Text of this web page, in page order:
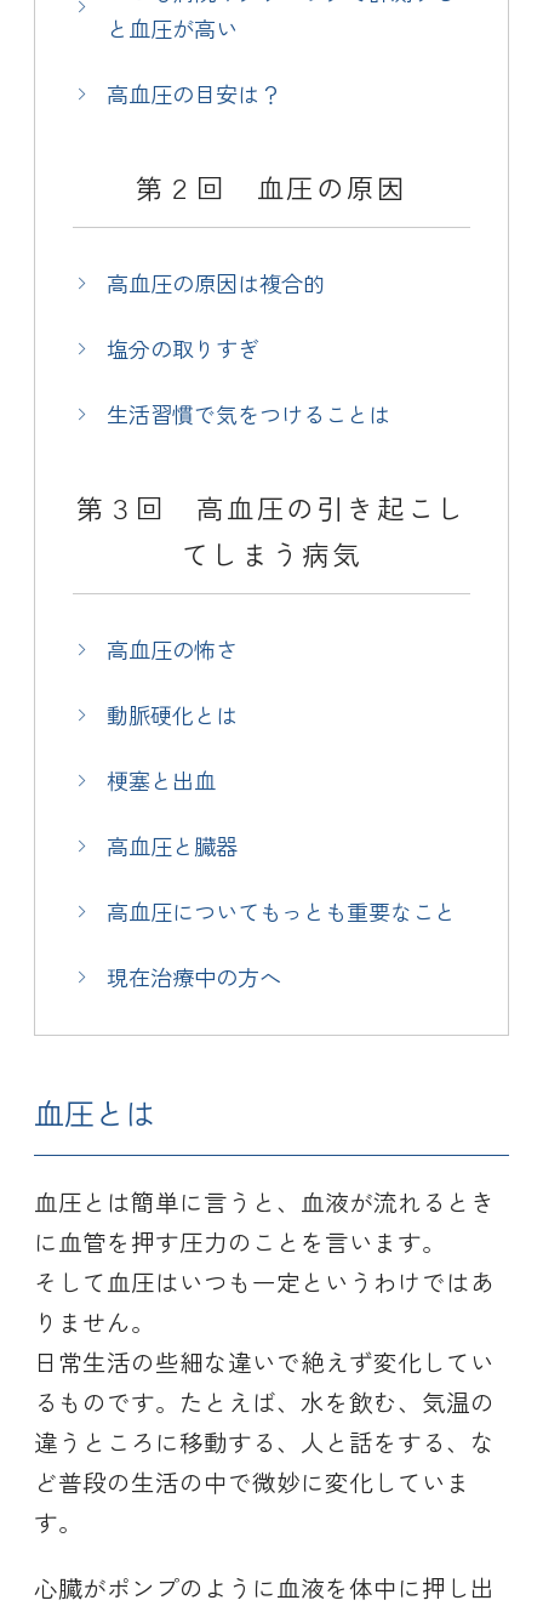
と血圧が高い
高血圧の目安は？
第２回 血圧の原因
高血圧の原因は複合的
塩分の取りすぎ
生活習慣で気をつけることは
第３回 高血圧の引き起こし
てしまう病気
高血圧の怖さ
動脈硬化とは
梗塞と出血
高血圧と臓器
高血圧についてもっとも重要なこと
現在治療中の方へ
血圧とは
血圧とは簡単に言うと、血液が流れるとき
に血管を押す圧力のことを言います。
そして血圧はいつも一定というわけではあ
りません。
日常生活の些細な違いで絶えず変化してい
るものです。たとえば、水を飲む、気温の
違うところに移動する、人と話をする、な
ど普段の生活の中で微妙に変化していま
す。
心臓がポンプのように血液を体中に押し出